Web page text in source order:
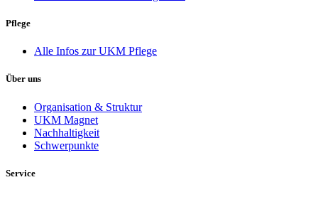
Pflege
Alle Infos zur UKM Pflege
Über uns
Organisation & Struktur
UKM Magnet
Nachhaltigkeit
Schwerpunkte
Service